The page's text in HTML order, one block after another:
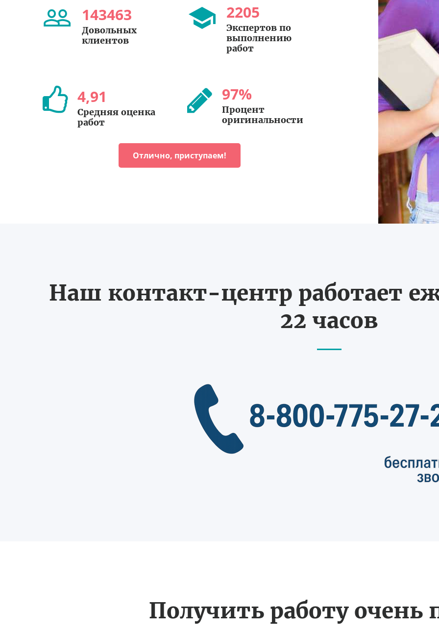
143463
Довольных
клиентов
2205
Экспертов по
выполнению
работ
4,91
Средняя оценка
работ
97%
Процент
оригинальности
Отлично, приступаем!
Наш контакт-центр работает
22 часов
Получить работу очень